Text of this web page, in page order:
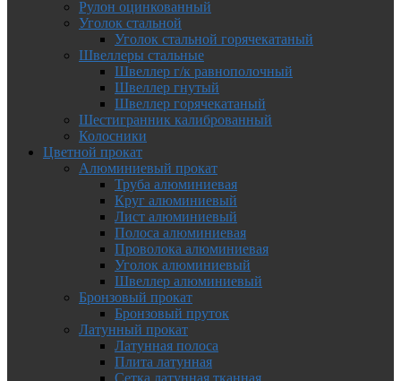
Рулон оцинкованный
Уголок стальной
Уголок стальной горячекатаный
Швеллеры стальные
Швеллер г/к равнополочный
Швеллер гнутый
Швеллер горячекатаный
Шестигранник калиброванный
Колосники
Цветной прокат
Алюминиевый прокат
Труба алюминиевая
Круг алюминиевый
Лист алюминиевый
Полоса алюминиевая
Проволока алюминиевая
Уголок алюминиевый
Швеллер алюминиевый
Бронзовый прокат
Бронзовый пруток
Латунный прокат
Латунная полоса
Плита латунная
Сетка латунная тканная